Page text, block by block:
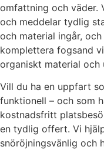
omfattning och väder.
och meddelar tydlig
och material ingår,
komplettera fogsand
organiskt material och
Vill du ha en uppfart
funktionell – och som
kostnadsfritt
en tydlig offert. Vi
snöröjningsvänlig och